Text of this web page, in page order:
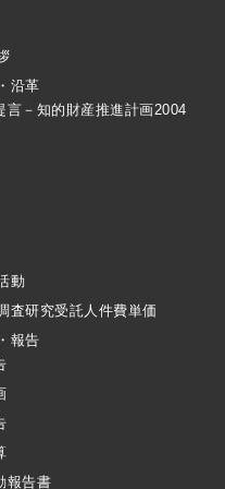
沿革
言－知的財産推進計画2004
動
査研究受託人件費単価
報告
報告書